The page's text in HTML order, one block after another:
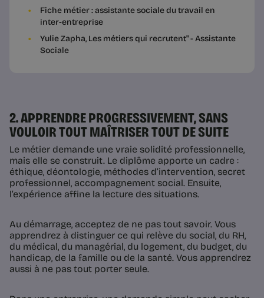
Fiche métier : assistante sociale du travail en
inter-entreprise
Yulie Zapha, Les métiers qui recrutent" - Assistante
Sociale
2. APPRENDRE PROGRESSIVEMENT, SANS
VOULOIR TOUT MAÎTRISER TOUT DE SUITE
Le métier demande une vraie solidité professionnelle,
mais elle se construit. Le diplôme apporte un cadre :
éthique, déontologie, méthodes d’intervention, secret
professionnel, accompagnement social. Ensuite,
l’expérience affine la lecture des situations.
Au démarrage, acceptez de ne pas tout savoir. Vous
apprendrez à distinguer ce qui relève du social, du RH,
du médical, du managérial, du logement, du budget, du
handicap, de la famille ou de la santé. Vous apprendrez
aussi à ne pas tout porter seule.